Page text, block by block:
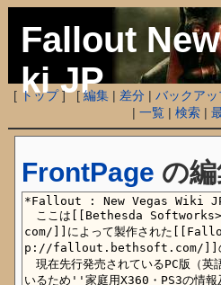
Fallout
ki JP
[ トップ] [編集 | 差分 |バックアッ
|一覧 |検索 |
FrontPage の